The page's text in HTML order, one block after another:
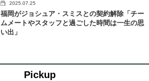
2025.07.25
福岡がジョシュア・スミスとの契約解除「チー
ムメートやスタッフと過ごした時間は一生の思
い出」
Pickup